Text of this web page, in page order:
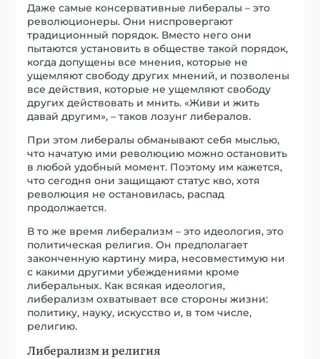
Даже самые консервативные либералы – это
революционеры. Они ниспровергают
традиционный порядок. Вместо него они
пытаются установить в обществе такой порядок,
когда допущены все мнения, которые не
ущемляют свободу других мнений, и позволены
все действия, которые не ущемляют свободу
других действовать и мнить. «Живи и жить
давай другим», – таков лозунг либералов.
При этом либералы обманывают себя мыслью,
что начатую ими революцию можно остановить
в любой удобный момент. Поэтому им кажется,
что сегодня они защищают статус кво, хотя
революция не остановилась, распад
продолжается.
В то же время либерализм – это идеология, это
политическая религия. Он предполагает
законченную картину мира, несовместимую ни
с какими другими убеждениями кроме
либеральных. Как всякая идеология,
либерализм охватывает все стороны жизни:
политику, науку, искусство и, в том числе,
религию.
Либерализм и религия